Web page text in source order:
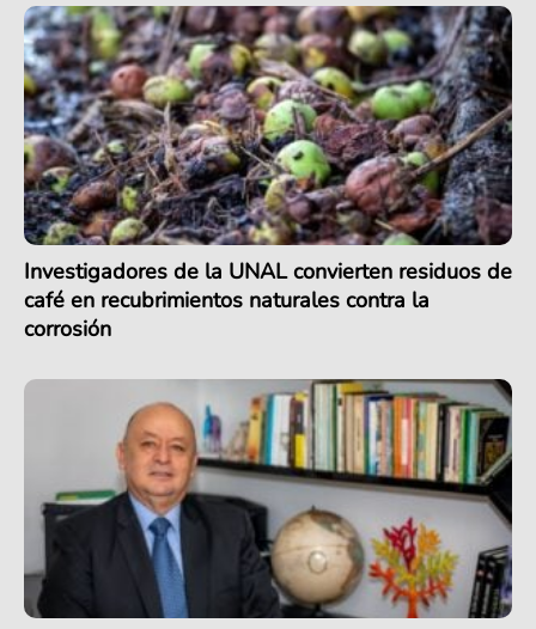
Investigadores de la UNAL convierten residuos de
café en recubrimientos naturales contra la
corrosión